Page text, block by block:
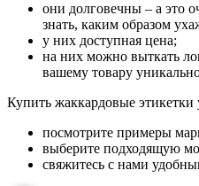
они долговечны – а это
знать, каким образом
у них доступная цена;
на них можно выткать
вашему товару
Купить жаккардовые этикетки
посмотрите примеры
выберите подходящую
свяжитесь с нами